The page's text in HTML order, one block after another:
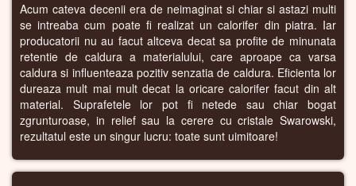
Acum cateva decenii era de neimaginat si chiar si astazi multi
se intreaba cum poate fi realizat un calorifer din piatra. Iar
producatorii nu au facut altceva decat sa profite de minunata
retentie de caldura a materialului, care aproape ca varsa
caldura si influenteaza pozitiv senzatia de caldura. Eficienta lor
dureaza mult mai mult decat la oricare calorifer facut din alt
material. Suprafetele lor pot fi netede sau chiar bogat
zgrunturoase, in relief sau la cerere cu cristale Swarowski,
rezultatul este un singur lucru: toate sunt uimitoare!